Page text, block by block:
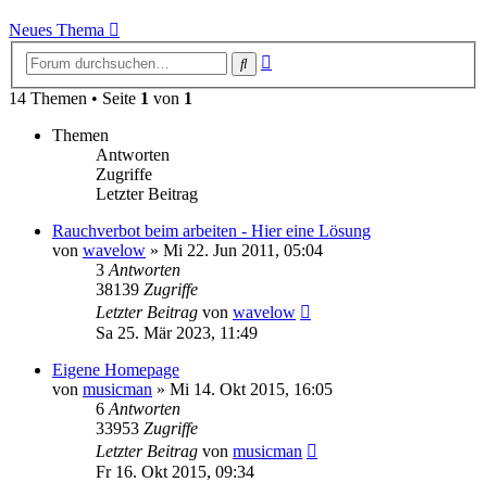
Neues Thema
Suche
14 Themen • Seite 1 von 1
Themen
Antworten
Zugriffe
Letzter Beitrag
Rauchverbot beim arbeiten - Hier eine Lösung
von wavelow » Mi 22. Jun 2011, 05:04
3 Antworten
38139 Zugriffe
Letzter Beitrag von wavelow
Sa 25. Mär 2023, 11:49
Eigene Homepage
von musicman » Mi 14. Okt 2015, 16:05
6 Antworten
33953 Zugriffe
Letzter Beitrag von musicman
Fr 16. Okt 2015, 09:34